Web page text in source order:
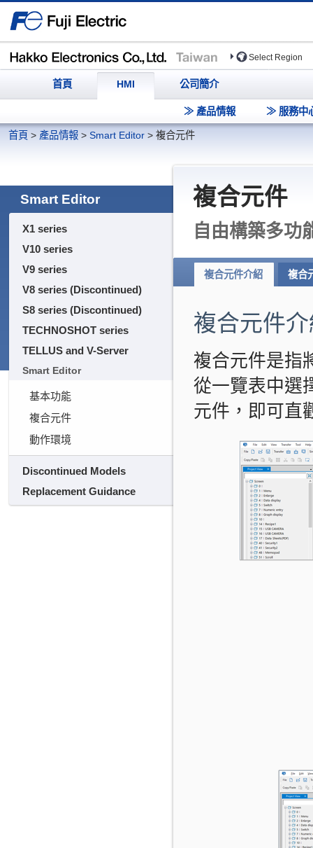
Select Region
首頁 HMI 公司簡介
≫ 產品情報 ≫ 服務中
首頁 > 產品情報 >Smart Editor >複合元件
複合元件
自由構築多功
複合元件介紹 複合
複合元件
複合元件是指
從一覽表中選
元件，即可直
Smart Editor
X1 series
V10 series
V9 series
V8 series (Discontinued)
S8 series (Discontinued)
TECHNOSHOT series
TELLUS and V-Server
Smart Editor
基本功能
複合元件
動作環境
Discontinued Models
Replacement Guidance